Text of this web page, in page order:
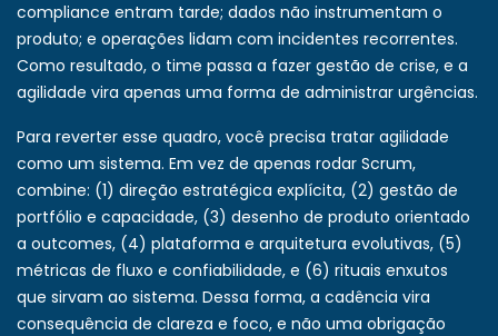
compliance entram tarde; dados não instrumentam o
produto; e operações lidam com incidentes recorrentes.
Como resultado, o time passa a fazer gestão de crise, e a
agilidade vira apenas uma forma de administrar urgências.
Para reverter esse quadro, você precisa tratar agilidade
como um sistema. Em vez de apenas rodar Scrum,
combine: (1) direção estratégica explícita, (2) gestão de
portfólio e capacidade, (3) desenho de produto orientado
a outcomes, (4) plataforma e arquitetura evolutivas, (5)
métricas de fluxo e confiabilidade, e (6) rituais enxutos
que sirvam ao sistema. Dessa forma, a cadência vira
consequência de clareza e foco, e não uma obrigação